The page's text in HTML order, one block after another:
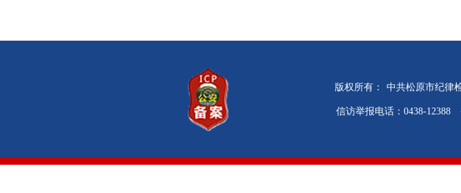
版权所有： 中共松原市纪律
信访举报电话：0438-12388